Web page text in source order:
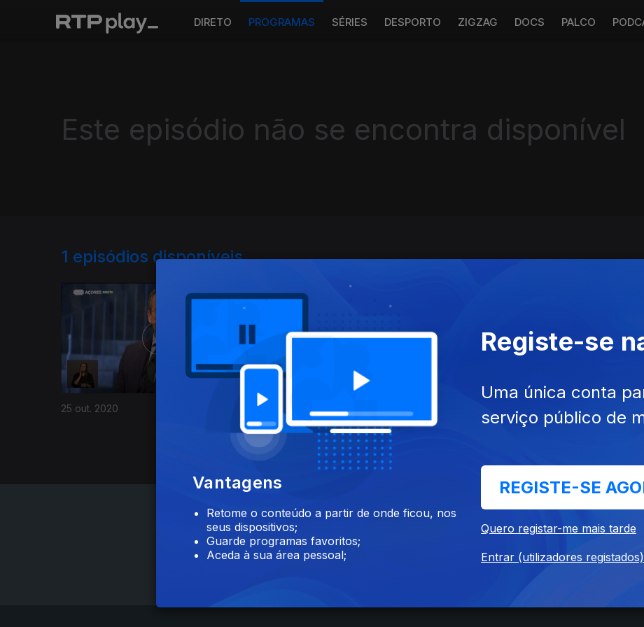
DIRETO PROGRAMAS SÉRIES DESPORTO ZIGZAG DOCS PALCO
Este episódio não se encontra disponível
1 episódios disponíveis
25 out. 2020
501705
Instale a aplicaçãoRTP Play
Vantagens
Retome o conteúdo a partir de onde ficou, nos
seus dispositivos;
Guarde programas favoritos;
Aceda à sua área pessoal;
Registe-se
Uma única conta
serviço público de
REGISTE-SE
Quero registar-me mais tarde
Entrar (utilizadores registados)